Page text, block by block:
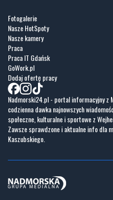
Fotogalerie
Nasze HotSpoty
Nasze kamery
Praca
Praca IT Gdańsk
GoWork.pl
Dodaj ofertę pracy
Nadmorski24.pl - portal informacyjny z
codzienna dawka najnowszych
społeczne, kulturalne i sportowe z
Zawsze sprawdzone i aktualne info dla
Kaszubskiego.